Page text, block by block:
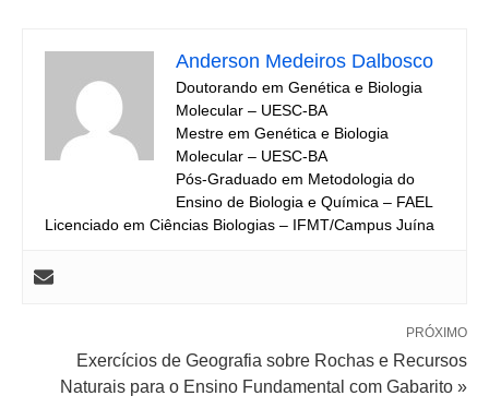
Anderson Medeiros Dalbosco
Doutorando em Genética e Biologia
Molecular – UESC-BA
Mestre em Genética e Biologia
Molecular – UESC-BA
Pós-Graduado em Metodologia do
Ensino de Biologia e Química – FAEL
Licenciado em Ciências Biologias – IFMT/Campus Juína
PRÓXIMO
Exercícios de Geografia sobre Rochas e Recursos
Naturais para o Ensino Fundamental com Gabarito »